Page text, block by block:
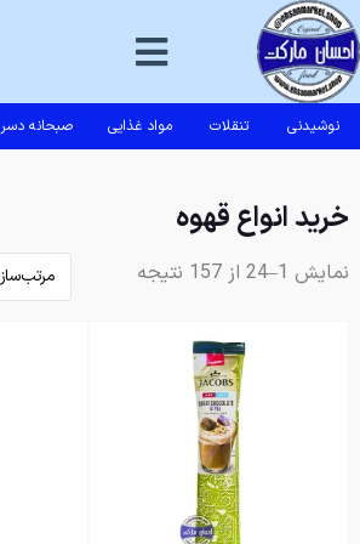
نوشیدنی تنقلات مواد غذایی صبحانه دسر
خرید انواع قهوه
نمایش 1–24 از 157 نتیجه